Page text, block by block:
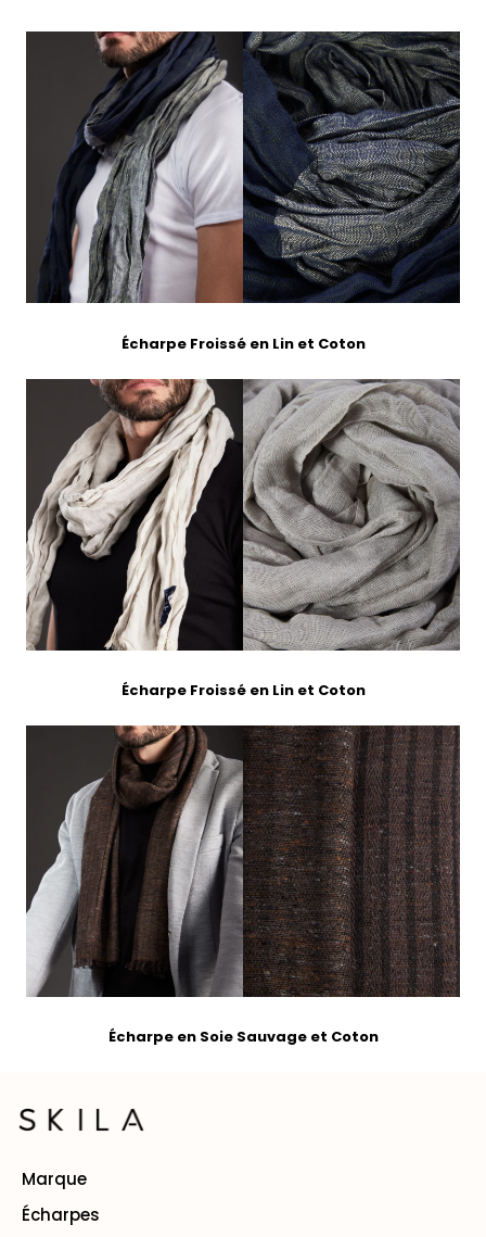
Écharpe Froissé en Lin et Coton
Écharpe Froissé en Lin et Coton
Écharpe en Soie Sauvage et Coton
Marque
Écharpes